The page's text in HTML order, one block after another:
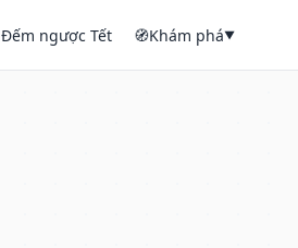
Đếm ngược Tết 🧭Khám phá▼